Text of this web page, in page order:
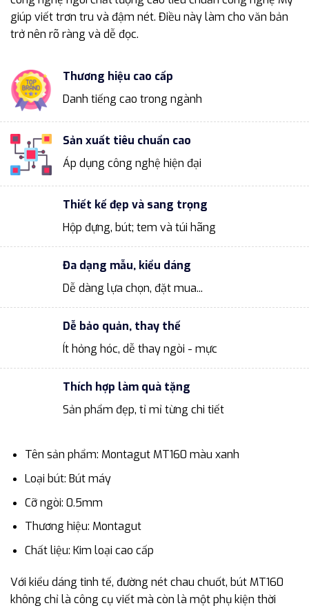
giúp viết trơn tru và đậm nét. Điều này làm cho văn bản
trở nên rõ ràng và dễ đọc.
Thương hiệu cao cấp
Danh tiếng cao trong ngành
Sản xuất tiêu chuẩn cao
Áp dụng công nghệ hiện đại
Thiết kế đẹp và sang trọng
Hộp đựng, bút; tem và túi hãng
Đa dạng mẫu, kiểu dáng
Dễ dàng lựa chọn, đặt mua...
Dễ bảo quản, thay thế
Ít hỏng hóc, dễ thay ngòi - mực
Thích hợp làm quà tặng
Sản phẩm đẹp, tỉ mỉ từng chi tiết
Tên sản phẩm: Montagut MT160 màu xanh
Loại bút: Bút máy
Cỡ ngòi: 0.5mm
Thương hiệu: Montagut
Chất liệu: Kim loại cao cấp
Với kiểu dáng tinh tế, đường nét chau chuốt, bút MT160
không chỉ là công cụ viết mà còn là một phụ kiện thời